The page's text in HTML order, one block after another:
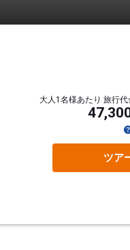
大人1名様あたり 旅行代
ツア